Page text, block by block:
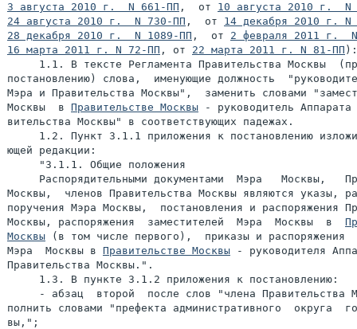
3 августа 2010 г.  N 661-ПП ,  от 10 августа 2010 г.  N
24 августа 2010 г.  N 730-ПП ,  от 14 декабря 2010 г. N
28 декабря 2010 г.  N 1089-ПП ,  от 2 февраля 2011 г.
16 марта 2011 г. N 72-ПП , от 22 марта 2011 г. N 81-ПП ):
1.1. В тексте Регламента Правительства Москвы
постановлению) слова,  именующие должность
Мэра и Правительства Москвы",  заменить словами
Москвы  в Правительстве Москвы - руководитель
вительства Москвы" в соответствующих падежах.
1.2. Пункт 3.1.1 приложения к постановлению
ющей редакции:
     "3.1.1. Общие положения
Распорядительными документами  Мэра   Москвы,
Москвы,  членов Правительства Москвы являются указы,
поручения Мэра Москвы,  постановления и распоряжения
Москвы, распоряжения  заместителей  Мэра  Москвы  в
Москвы (в том числе первого),  приказы и распоряжения
Мэра  Москвы в Правительстве Москвы - руководителя
Правительства Москвы.".
     1.3. В пункте 3.1.2 приложения к постановлению:
- абзац  второй  после слов "члена Правительства
полнить словами "префекта административного  округа
вы,";